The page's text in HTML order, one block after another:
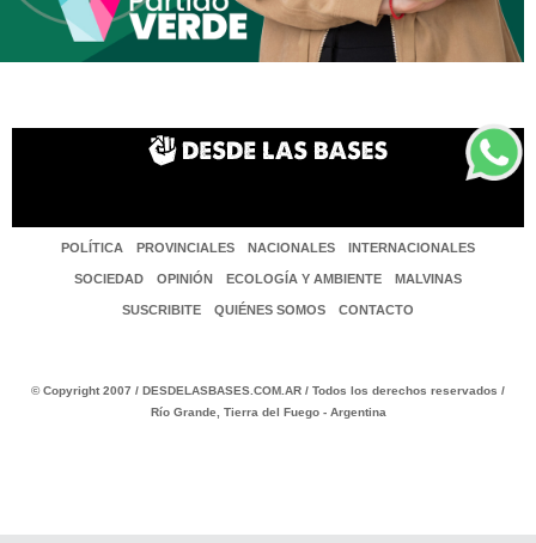
POLÍTICA PROVINCIALES NACIONALES INTERNACIONALES
SOCIEDAD OPINIÓN ECOLOGÍA Y AMBIENTE MALVINAS
SUSCRIBITE QUIÉNES SOMOS CONTACTO
© Copyright 2007 / DESDELASBASES.COM.AR / Todos los derechos reservados /
Río Grande, Tierra del Fuego - Argentina